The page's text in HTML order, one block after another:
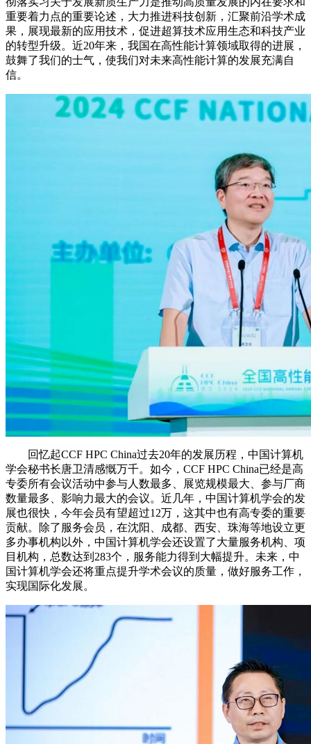
重要着力点的重要论述，大力推进科技创新，汇聚前沿学术成
果，展现最新的应用技术，促进超算技术应用生态和科技产业
的转型升级。近20年来，我国在高性能计算领域取得的进展，
鼓舞了我们的士气，使我们对未来高性能计算的发展充满自
信。
回忆起CCF HPC China过去20年的发展历程，中国计算机
学会秘书长唐卫清感慨万千。如今，CCF HPC China已经是高
专委所有会议活动中参与人数最多、展览规模最大、参与厂商
数量最多、影响力最大的会议。近几年，中国计算机学会的发
展也很快，今年会员有望超过12万，这其中也有高专委的重要
贡献。除了服务会员，在沈阳、成都、西安、珠海等地设立更
多办事机构以外，中国计算机学会还设置了大量服务机构、项
目机构，总数达到283个，服务能力得到大幅提升。未来，中
国计算机学会还将重点提升学术会议的质量，做好服务工作，
实现国际化发展。